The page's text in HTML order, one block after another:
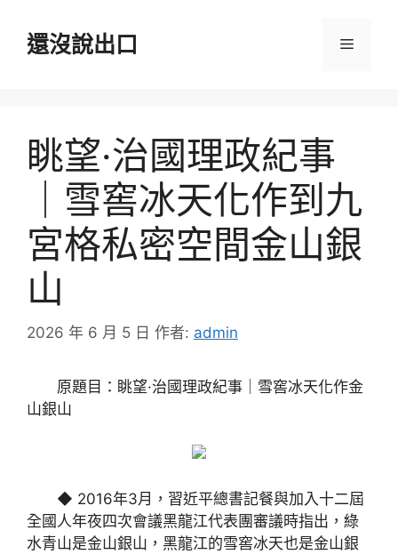
還沒說出口 選
眺望·治國理政紀事
｜雪窖冰天化作到九
宮格私密空間金山銀
山
2026 年 6 月 5 日 作者: admin
原題目：眺望·治國理政紀事｜雪窖冰天化作金
山銀山
◆ 2016年3月，習近平總書記餐與加入十二屆
全國人年夜四次會議黑龍江代表團審議時指出，綠
水青山是金山銀山，黑龍江的雪窖冰天也是金山銀